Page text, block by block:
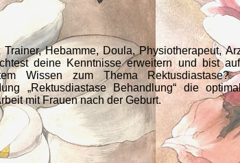
Hebamme, Doula, Physiotherapeut,
deine Kenntnisse erweitern und bist
Wissen zum Thema
„Rektusdiastase Behandlung“ die
mit Frauen nach der Geburt.